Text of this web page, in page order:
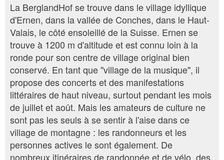
La BerglandHof se trouve dans le village idyllique
d'Ernen, dans la vallée de Conches, dans le Haut-
Valais, le côté ensoleillé de la Suisse. Ernen se
trouve à 1200 m d'altitude et est connu loin à la
ronde pour son centre de village original bien
conservé. En tant que "village de la musique", il
propose des concerts et des manifestations
littéraires de haut niveau, surtout pendant les mois
de juillet et août. Mais les amateurs de culture ne
sont pas les seuls à se sentir à l'aise dans ce
village de montagne : les randonneurs et les
personnes actives le sont également. De
nombreux itinéraires de randonnée et de vélo, des